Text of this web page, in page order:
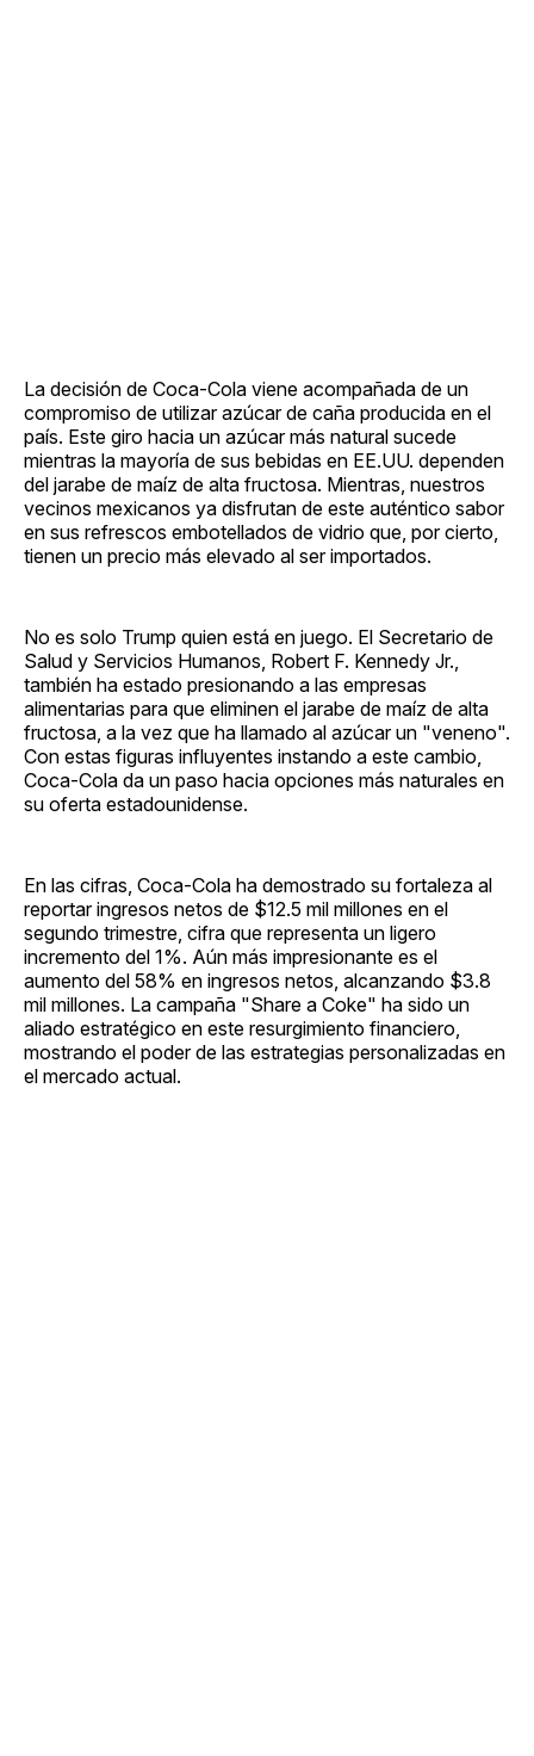
La decisión de Coca-Cola viene acompañada de un
compromiso de utilizar azúcar de caña producida en el
país. Este giro hacia un azúcar más natural sucede
mientras la mayoría de sus bebidas en EE.UU. dependen
del jarabe de maíz de alta fructosa. Mientras, nuestros
vecinos mexicanos ya disfrutan de este auténtico sabor
en sus refrescos embotellados de vidrio que, por cierto,
tienen un precio más elevado al ser importados.
No es solo Trump quien está en juego. El Secretario de
Salud y Servicios Humanos, Robert F. Kennedy Jr.,
también ha estado presionando a las empresas
alimentarias para que eliminen el jarabe de maíz de alta
fructosa, a la vez que ha llamado al azúcar un "veneno".
Con estas figuras influyentes instando a este cambio,
Coca-Cola da un paso hacia opciones más naturales en
su oferta estadounidense.
En las cifras, Coca-Cola ha demostrado su fortaleza al
reportar ingresos netos de $12.5 mil millones en el
segundo trimestre, cifra que representa un ligero
incremento del 1%. Aún más impresionante es el
aumento del 58% en ingresos netos, alcanzando $3.8
mil millones. La campaña "Share a Coke" ha sido un
aliado estratégico en este resurgimiento financiero,
mostrando el poder de las estrategias personalizadas en
el mercado actual.